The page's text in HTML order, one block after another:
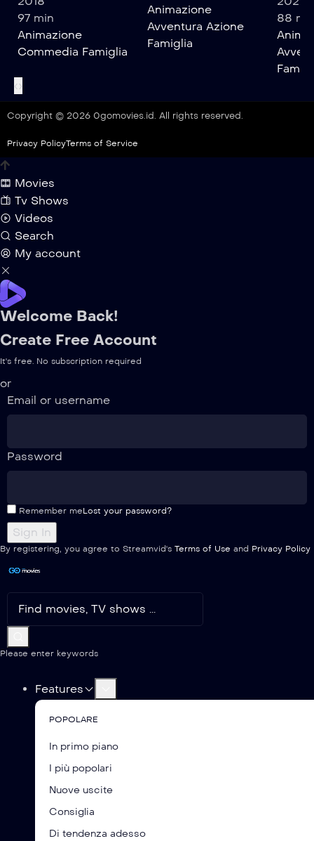
97 min
Animazione
Commedia Famiglia
Animazione
Avventura Azione
Famiglia
88
‹›
Copyright © 2026 0gomovies.id. All rights reserved.
Privacy PolicyTerms of Service
Movies
Tv Shows
Videos
Search
My account
Welcome Back!
Create Free Account
It's free. No subscription required
or
Email or username
Password
Remember meLost your password?
By registering, you agree to Streamvid's Terms of Use and Privacy Policy
Please enter keywords
Features
POPOLARE
In primo piano
I più popolari
Nuove uscite
Consiglia
Di tendenza adesso